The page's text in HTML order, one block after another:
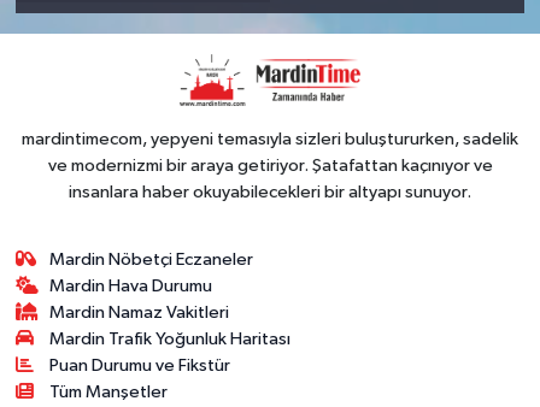
mardintimecom, yepyeni temasıyla sizleri buluştururken, sadelik
ve modernizmi bir araya getiriyor. Şatafattan kaçınıyor ve
insanlara haber okuyabilecekleri bir altyapı sunuyor.
Mardin Nöbetçi Eczaneler
Mardin Hava Durumu
Mardin Namaz Vakitleri
Mardin Trafik Yoğunluk Haritası
Puan Durumu ve Fikstür
Tüm Manşetler